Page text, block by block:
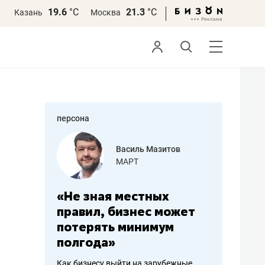
Казань 19.6 °С Москва 21.3 °С
персона
Василь Мазитов
МАРТ
«Не зная местных
правил, бизнес может
потерять минимум
полгода»